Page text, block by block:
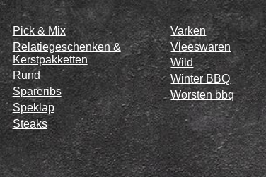
Pick & Mix
Relatiegeschenken &
Kerstpakketten
Rund
Spareribs
Speklap
Steaks
Varken
Vleeswaren
Wild
Winter BBQ
Worsten bbq